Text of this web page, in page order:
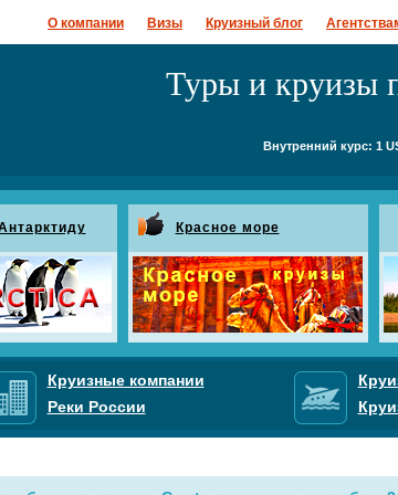
О компании Визы Круизный блог
Туры и круизы
Внутренний курс: 1
Красное море
Круизные компании
Реки России